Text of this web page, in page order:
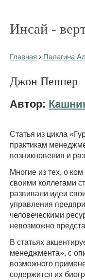
Инсай -
Главная › Палагина
Джон Пеппер
Автор:
Статья из цикла
практикам
возникновения и
Многие из тех, о
своими коллегами
развивали идеи
управления
человеческими
невозможно
В статьях
менеджмента», с
возможного
содержится их